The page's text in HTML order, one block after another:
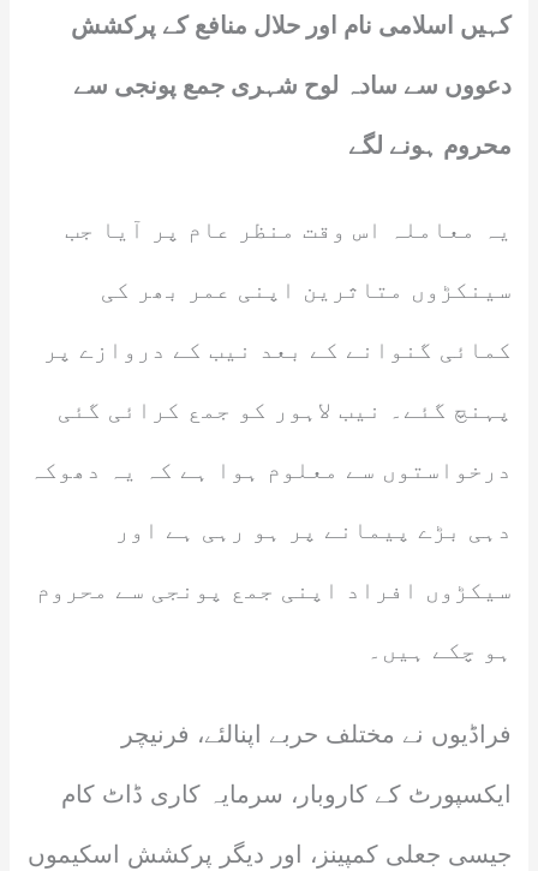
کہیں اسلامی نام اور حلال منافع کے پرکشش
دعووں سے سادہ لوح شہری جمع پونجی سے
محروم ہونے لگے
یہ معاملہ اس وقت منظر عام پر آیا جب
سینکڑوں متاثرین اپنی عمر بھر کی
کمائی گنوانے کے بعد نیب کے دروازے پر
پہنچ گئے۔ نیب لاہور کو جمع کرائی گئی
درخواستوں سے معلوم ہوا ہے کہ یہ دھوکہ
دہی بڑے پیمانے پر ہو رہی ہے اور
سیکڑوں افراد اپنی جمع پونجی سے محروم
ہو چکے ہیں۔
فراڈیوں نے مختلف حربے اپنالئے، فرنیچر
ایکسپورٹ کے کاروبار، سرمایہ کاری ڈاٹ کام
جیسی جعلی کمپینز، اور دیگر پرکشش اسکیموں